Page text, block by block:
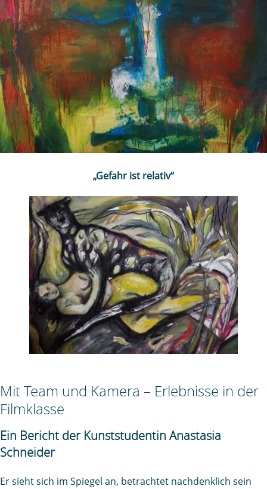
„Gefahr ist relativ“
Mit Team und Kamera – Erlebnisse in der
Filmklasse
Ein Bericht der Kunststudentin Anastasia
Schneider
Er sieht sich im Spiegel an, betrachtet nachdenklich sein